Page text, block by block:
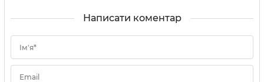
Написати коментар
Ім'я*
Email